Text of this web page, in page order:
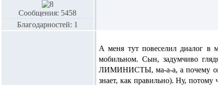
Сообщения: 5458
Благодарностей: 1
А меня тут повеселил диалог
мобильном. Сын, задумчиво
ЛИМИНИСТЫ, ма-а-а, а почему они
знает, как правильно). Ну,